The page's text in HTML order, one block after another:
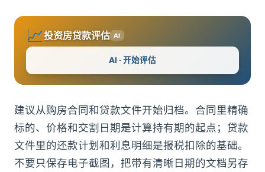
📈投资房贷款评估 AI
AI · 开始评估
建议从购房合同和贷款文件开始归档。合同里精确
标的、价格和交割日期是计算持有期的起点；贷款
文件里的还款计划和利息明细是报税扣除的基础。
不要只保存电子截图，把带有清晰日期的文档另存